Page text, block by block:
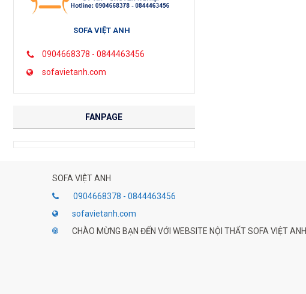
SOFA VIỆT ANH
0904668378 - 0844463456
sofavietanh.com
FANPAGE
SOFA VIỆT ANH
0904668378 - 0844463456
sofavietanh.com
CHÀO MỪNG BẠN ĐẾN VỚI WEBSITE NỘI THẤT SOFA VIỆT ANH